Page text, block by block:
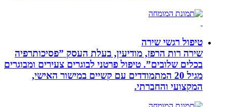
טיפול רגשי שירה
שירה רות הרפז, מודיעין, בעלת העסק ”פסיכותרפיה
בכלים שלובים”. טיפול פרטני לבוגרים צעירים ומבוגרים
מגיל 20 המתמודדים עם קשיים במישור האישי,
המקצועי והחברתי.